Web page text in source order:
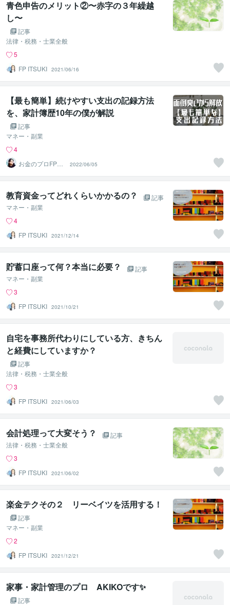
青色申告のメリット②〜赤字の３年繰越
し〜
記事
法律・税務・士業全般
5
FP ITSUKI 2021/06/16
【最も簡単】続けやすい支出の記録方法
を、家計簿歴10年の僕が解説
記事
マネー・副業
4
お金のプロFPら
いでキャッシュ
レス家計簿
2022/06/05
教育資金ってどれくらいかかるの？
記事
マネー・副業
4
FP ITSUKI 2021/12/14
貯蓄口座って何？本当に必要？
記事
マネー・副業
3
FP ITSUKI 2021/10/21
自宅を事務所代わりにしている方、きちん
と経費にしていますか？
記事
法律・税務・士業全般
3
FP ITSUKI 2021/06/03
会計処理って大変そう？
記事
法律・税務・士業全般
3
FP ITSUKI 2021/06/02
楽金テクその２ リーベイツを活用する！
記事
マネー・副業
2
FP ITSUKI 2021/12/21
家事・家計管理のプロ AKIKOです✨
記事